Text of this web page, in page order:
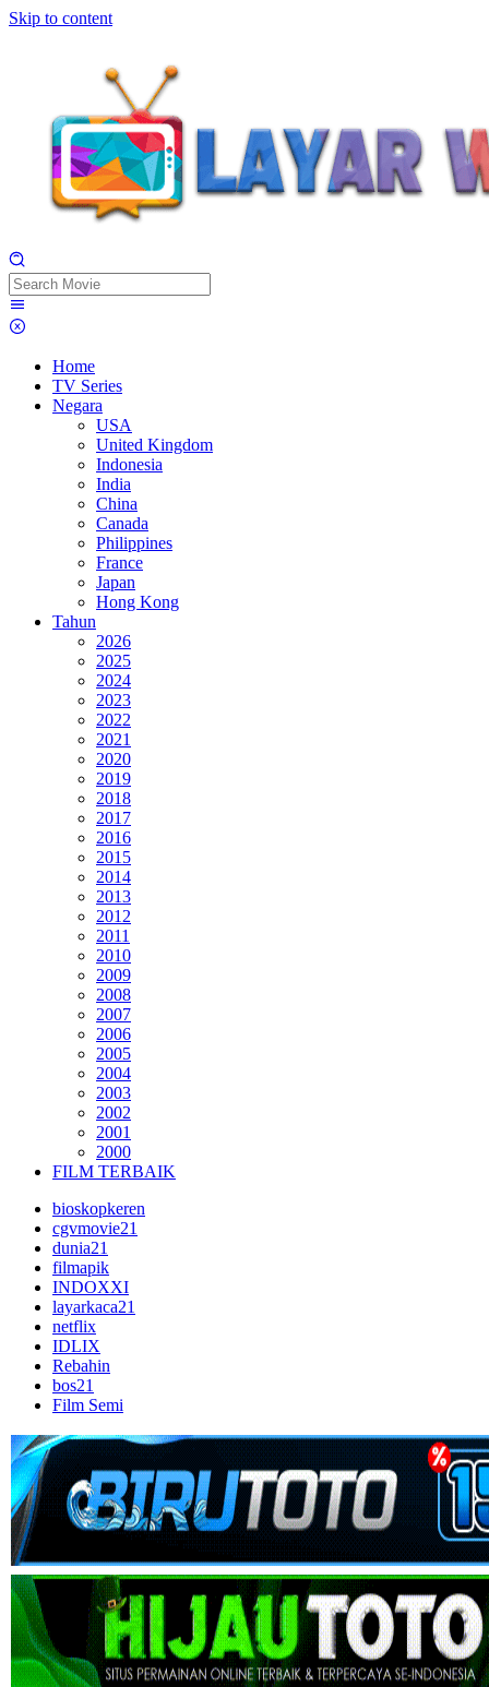
Skip to content
Home
TV Series
Negara
USA
United Kingdom
Indonesia
India
China
Canada
Philippines
France
Japan
Hong Kong
Tahun
2026
2025
2024
2023
2022
2021
2020
2019
2018
2017
2016
2015
2014
2013
2012
2011
2010
2009
2008
2007
2006
2005
2004
2003
2002
2001
2000
FILM TERBAIK
bioskopkeren
cgvmovie21
dunia21
filmapik
INDOXXI
layarkaca21
netflix
IDLIX
Rebahin
bos21
Film Semi